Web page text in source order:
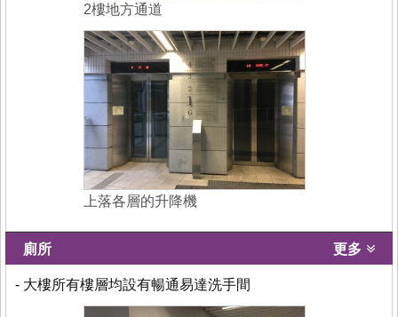
2樓地方通道
上落各層的升降機
廁所 更多
- 大樓所有樓層均設有暢通易達洗手間